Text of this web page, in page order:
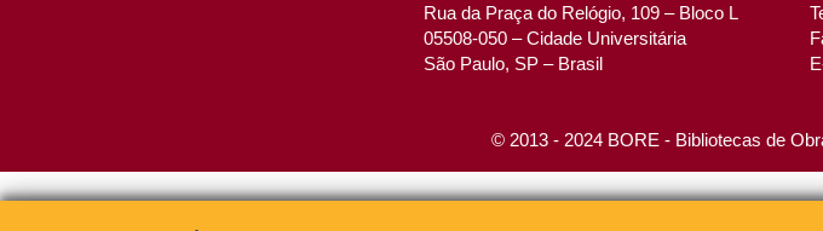
Rua da Praça do Relógio, 109 – Bloco L
05508-050 – Cidade Universitária
São Paulo, SP – Brasil
© 2013 - 2024 BORE - Bibliotecas de